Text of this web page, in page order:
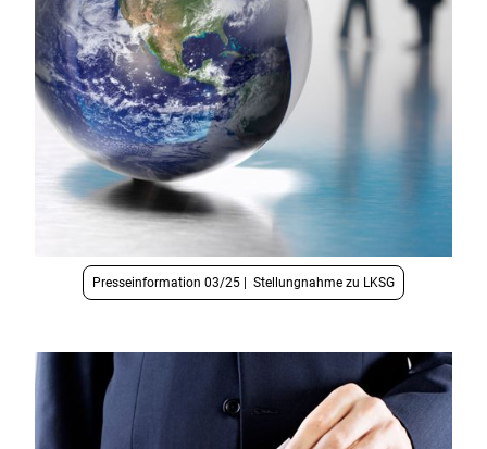
Presseinformation 03/25 | Stellungnahme zu LKSG